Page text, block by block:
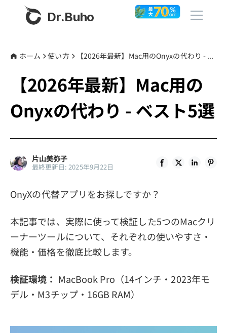
Dr.Buho
製品
BuhoCleaner
BuhoUnlocker
BuhoRepair
BuhoNTFS
BuhoLaunchpad
ストア
サポート
プライバシーポリシー
返金について
ホーム 使い方 【2026年最新】Mac用のOnyxの代わり - ベスト5選
【2026年最新】Mac用の
Onyxの代わり - ベスト5選
片山美弥子
最終更新日: 2025年9月22日
OnyXの代替アプリをお探しですか？
本記事では、実際に使って検証した5つのMacクリ
ーナーツールについて、それぞれの使いやすさ・
機能・価格を徹底比較します。
検証環境： MacBook Pro（14インチ・2023年モ
デル・M3チップ・16GB RAM）